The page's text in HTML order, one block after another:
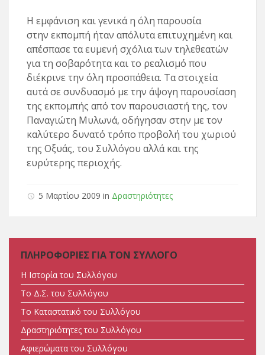
Η εμφάνιση και γενικά η όλη παρουσία
στην εκπομπή ήταν απόλυτα επιτυχημένη και
απέσπασε τα ευμενή σχόλια των τηλεθεατών
για τη σοβαρότητα και το ρεαλισμό που
διέκρινε την όλη προσπάθεια. Τα στοιχεία
αυτά σε συνδυασμό με την άψογη παρουσίαση
της εκπομπής από τον παρουσιαστή της, τον
Παναγιώτη Μυλωνά, οδήγησαν στην με τον
καλύτερο δυνατό τρόπο προβολή του χωριού
της Οξυάς, του Συλλόγου αλλά και της
ευρύτερης περιοχής.
5 Μαρτίου 2009 in Δραστηριότητες
ΠΛΗΡΟΦΟΡΙΕΣ ΓΙΑ ΤΟΝ ΣΥΛΛΟΓΟ
Η Ιστορία του Συλλόγου
Tο Δ.Σ. του Συλλόγου
Tο Καταστατικό του Συλλόγου
Δραστηριότητες του Συλλόγου
Αφιερώματα του Συλλόγου